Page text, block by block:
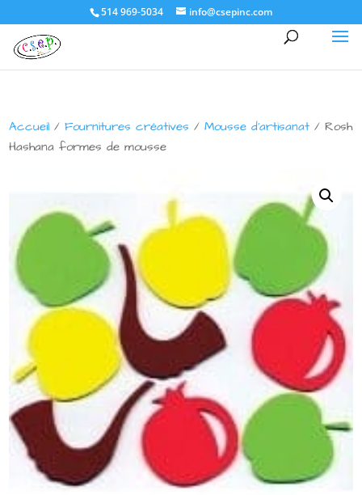
514 969-5034 info@csepinc.com
Accueil /Fournitures créatives /Mousse d'artisanat / Rosh
Hashana formes de mousse